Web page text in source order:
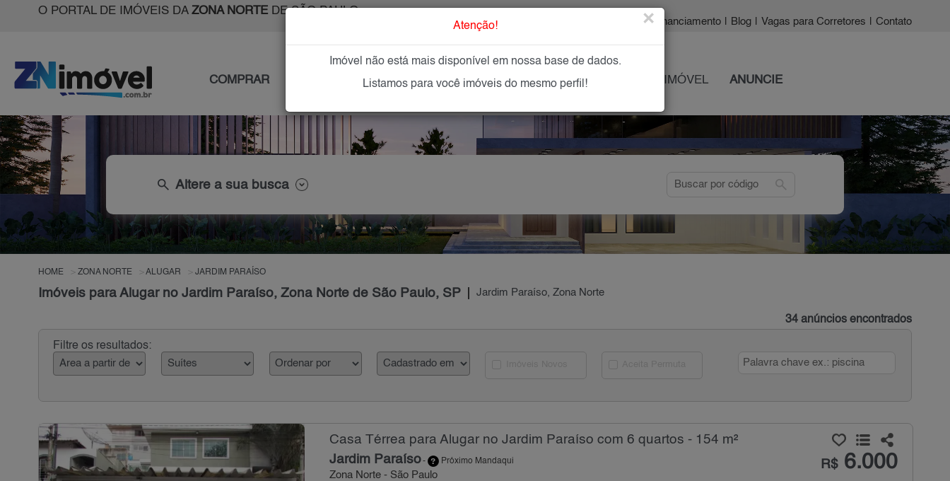
O PORTAL DE IMÓVEIS DA ZONA NORTEDE SÃO PAULO
| Financiamento Blog Vagas para Corretores Contato
COMPRAR IMÓVEIS NOVOS IMOBILIÁRIAS OFEREÇA SEU IMÓVEL ANUNCIE
search Altere a sua busca search
HOME ZONA NORTE ALUGAR JARDIM PARAÍSO
Imóveis para Alugar no Jardim Paraíso, Zona Norte de São Paulo, SP Jardim Paraíso, Zona Norte
34 anúncios encontrados
Filtre os resultados:
Casa Térrea para Alugar no Jardim Paraíso com 6 quartos - 154 m²
Jardim Paraíso- Próximo Mandaqui
Zona Norte - São Paulo
R$6.000
Atenção! ×
Imóvel não está mais disponível em nossa base de dados.
Listamos para você imóveis do mesmo perfil!